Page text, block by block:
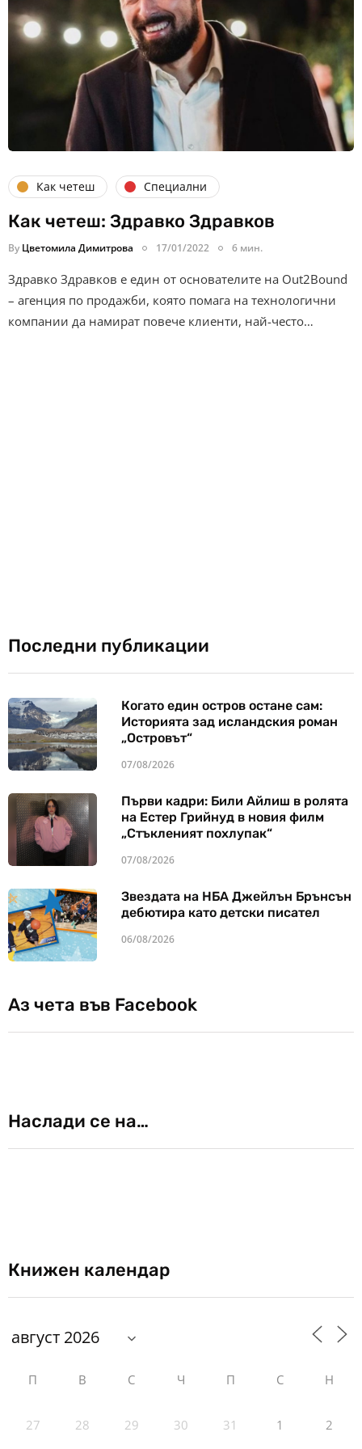
Как четеш Специални
Как четеш: Здравко Здравков
By Цветомила Димитрова 17/01/2022 6 мин.
Здравко Здравков е един от основателите на Out2Bound
– агенция по продажби, която помага на технологични
компании да намират повече клиенти, най-често…
Последни публикации
Когато един остров остане сам:
Историята зад исландския роман
„Островът“
07/08/2026
Първи кадри: Били Айлиш в ролята
на Естер Грийнуд в новия филм
„Стъкленият похлупак“
07/08/2026
Звездата на НБА Джейлън Брънсън
дебютира като детски писател
06/08/2026
Аз чета във Facebook
Наслади се на…
Книжен календар
П В С Ч П С Н
27 28 29 30 31 1 2